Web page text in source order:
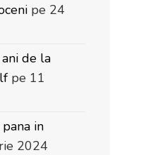
pe 24
de la
pe 11
in
2024